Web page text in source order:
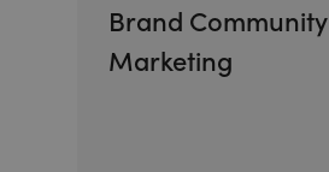
Brand Community
Marketing